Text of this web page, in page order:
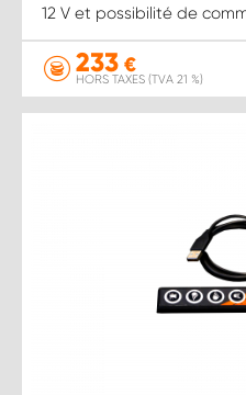
12 V et possibilité de
233 €
HORS TAXES (TVA 21 %)